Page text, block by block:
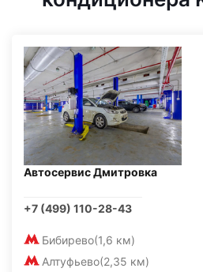
Автосервис Дмитровка
+7 (499) 110-28-43
Бибирево(1,6 км)
Алтуфьево(2,35 км)